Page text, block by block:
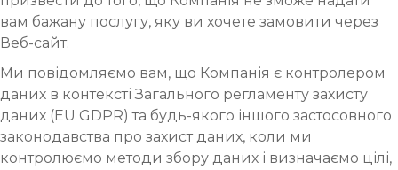
вам бажану послугу, яку ви хочете замовити через
Веб-сайт.
Ми повідомляємо вам, що Компанія є контролером
даних в контексті Загального регламенту захисту
даних (EU GDPR) та будь-якого іншого застосовного
законодавства про захист даних, коли ми
контролюємо методи збору даних і визначаємо цілі,